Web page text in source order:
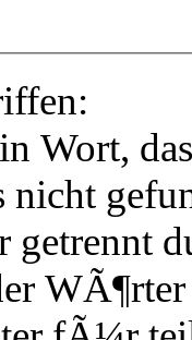
Wort,
nicht
getrennt